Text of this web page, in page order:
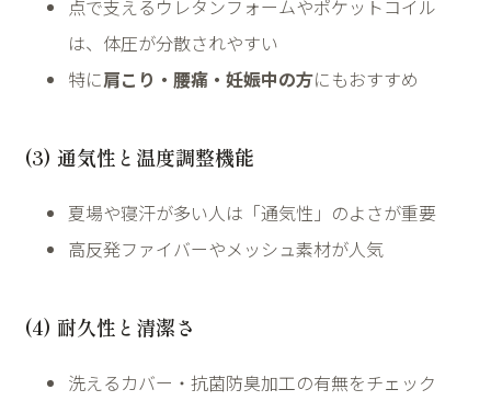
点で支えるウレタンフォームやポケットコイル
は、体圧が分散されやすい
特に肩こり・腰痛・妊娠中の方にもおすすめ
(3) 通気性と温度調整機能
夏場や寝汗が多い人は「通気性」のよさが重要
高反発ファイバーやメッシュ素材が人気
(4) 耐久性と清潔さ
洗えるカバー・抗菌防臭加工の有無をチェック